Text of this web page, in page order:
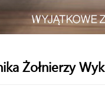
Żołnierzy